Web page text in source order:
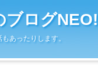
ブログNEO!
あったりします。